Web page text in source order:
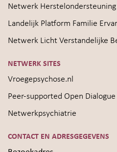
Netwerk
Landelijk Platform Familie
Netwerk Licht Verstandelijke
NETWERK SITES
Vroegepsychose.nl
Peer-supported Open Dialogue
Netwerkpsychiatrie
CONTACT EN ADRESGEGEVENS